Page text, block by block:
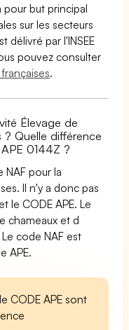
but principal
sur les secteurs
délivré par l'INSEE
pouvez consulter
.
Élevage de
Quelle différence
0144Z ?
NAF pour la
Il n'y a donc pas
le CODE APE. Le
chameaux et d
code NAF est
APE.
CODE APE sont